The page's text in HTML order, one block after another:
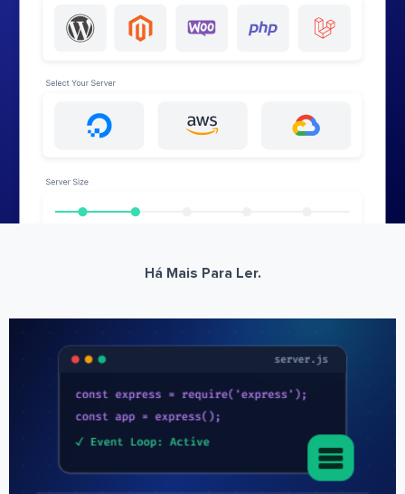
Há Mais Para Ler.